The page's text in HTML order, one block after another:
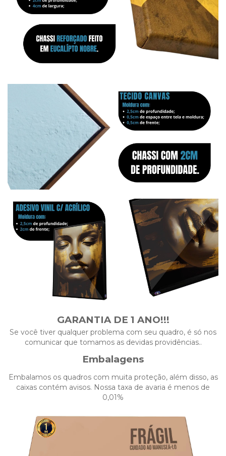
GARANTIA DE 1 ANO!!!
Se você tiver qualquer problema com seu quadro, é só nos
comunicar que tomamos as devidas providências..
Embalagens
Embalamos os quadros com muita proteção, além disso, as
caixas contém avisos. Nossa taxa de avaria é menos de
0,01%